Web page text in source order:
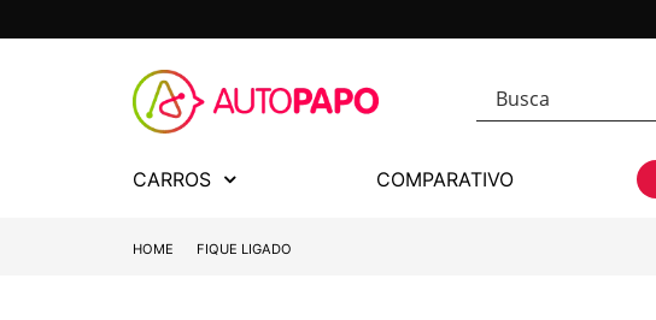
CARROS COMPARATIVO
HOME FIQUE LIGADO